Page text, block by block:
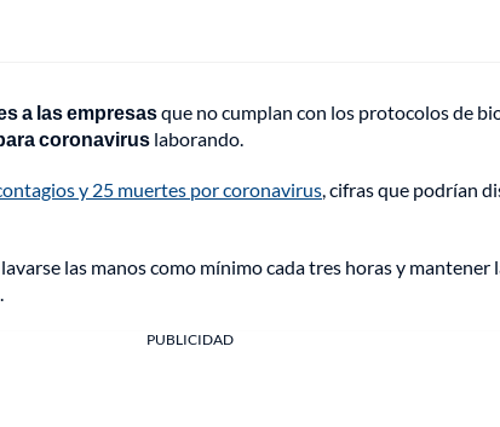
a las empresasque no cumplan con los protocolos de
coronavirus laborando.
y 25 muertes por coronavirus, cifras que podrían
las manos como mínimo cada tres horas y
PUBLICIDAD